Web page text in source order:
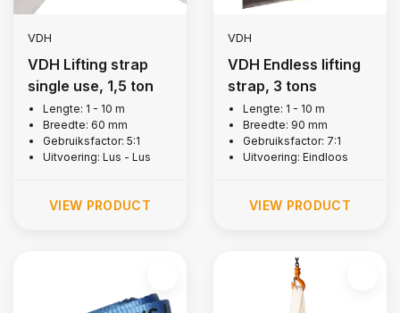
VDH
VDH Lifting strap
single use, 1,5 ton
Lengte: 1 - 10 m
Breedte: 60 mm
Gebruiksfactor: 5:1
Uitvoering: Lus - Lus
VIEW PRODUCT
VDH
VDH Endless lifting
strap, 3 tons
Lengte: 1 - 10 m
Breedte: 90 mm
Gebruiksfactor: 7:1
Uitvoering: Eindloos
VIEW PRODUCT